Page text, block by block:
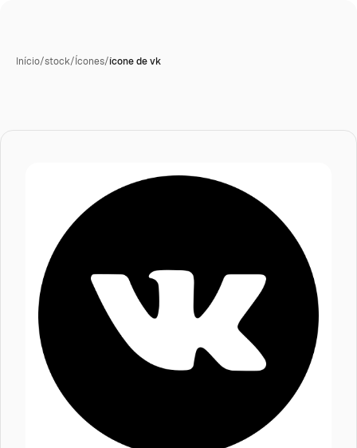
Início/stock/Ícones/ícone de vk